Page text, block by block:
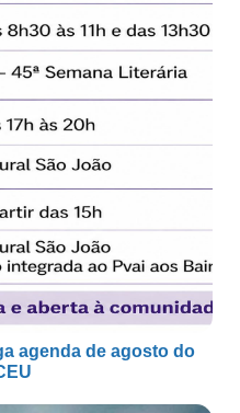
agenda de agosto do